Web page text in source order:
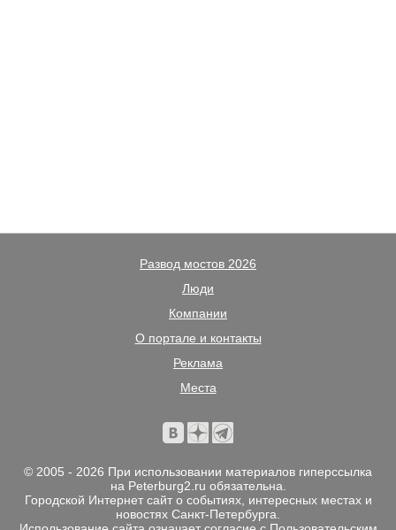
Развод мостов 2026
Люди
Компании
О портале и контакты
Реклама
Места
© 2005 - 2026 При использовании материалов гиперссылка
на Peterburg2.ru обязательна.
Городской Интернет сайт о событиях, интересных местах и
новостях Санкт-Петербурга.